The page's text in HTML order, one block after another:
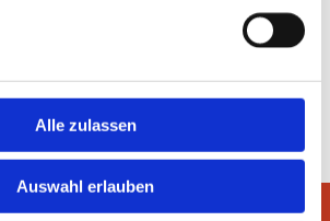
Alle zulassen
Auswahl erlauben
mit Gold-Glitzer von